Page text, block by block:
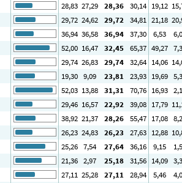
28,83 27,29 28,36 30,14 19,12 15
29,72 24,62 29,72 34,81 21,18 20
36,94 36,58 36,94 37,30 6,53 6
52,00 16,47 32,45 65,37 49,27 7
29,74 26,83 29,74 32,64 14,06 14
19,30 9,09 23,81 23,93 19,69 5
52,03 13,88 31,31 70,76 16,93 2
29,46 16,57 22,92 39,08 17,79 11
38,92 21,37 28,26 55,47 17,08 8
26,23 24,83 26,23 27,63 12,88 10
25,26 7,54 27,64 36,16 9,15 1
21,36 2,97 25,18 31,56 14,09 3
27,11 25,28 27,11 28,94 5,46 4